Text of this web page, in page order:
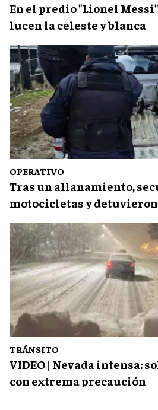
En el predio "Lionel
lucen la celeste y blanca
OPERATIVO
Tras un allanamiento,
motocicletas y
TRÁNSITO
VIDEO| Nevada intensa:
con extrema precaución